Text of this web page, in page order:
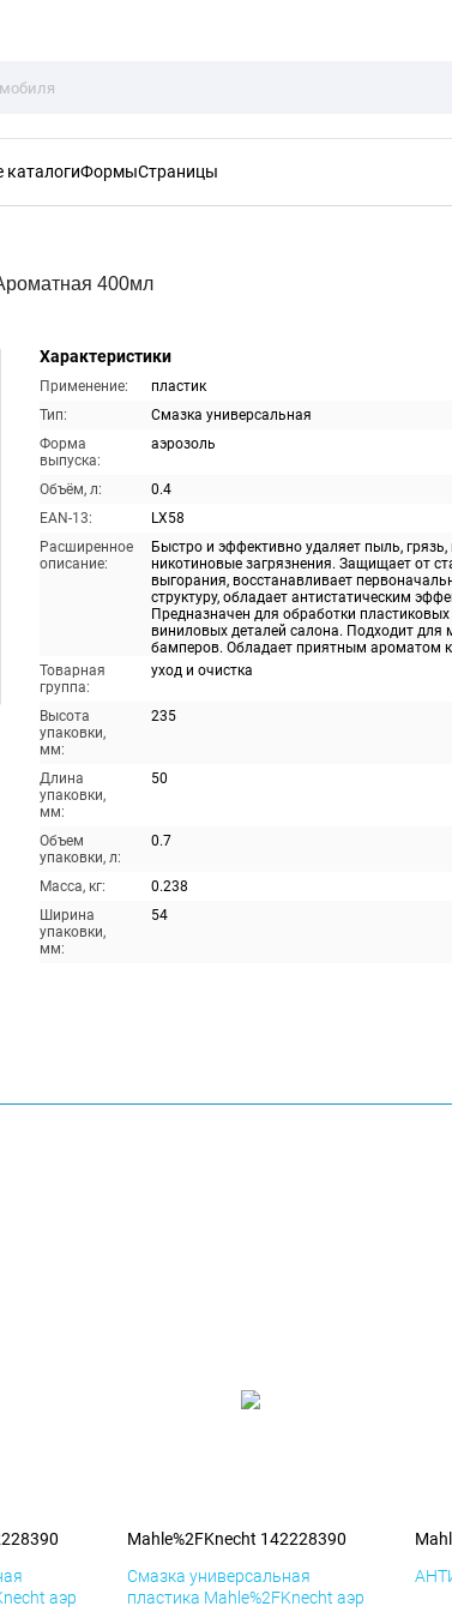
каталогиФормыСтраницы
400мл
Характеристики
Применение:
пластик
Тип:
Смазка универсальная
Форма
выпуска:
аэрозоль
Объём, л:
0.4
EAN-13:
LX58
Расширенное
описание:
Быстро и эффективно удаляет пыль,
никотиновые загрязнения. Защищает от
выгорания, восстанавливает
структуру, обладает антистатическим
Предназначен для обработки пластиковых
виниловых деталей салона. Подходит для
бамперов. Обладает приятным ароматом
Товарная
группа:
уход и очистка
Высота
упаковки,
мм:
235
Длина
упаковки,
мм:
50
Объем
упаковки, л:
0.7
Масса, кг:
0.238
Ширина
упаковки,
мм:
54
аэр
Mahle%2FKnecht 142228390
Смазка универсальная
пластика Mahle%2FKnecht аэр